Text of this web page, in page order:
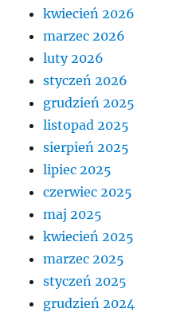
kwiecień 2026
marzec 2026
luty 2026
styczeń 2026
grudzień 2025
listopad 2025
sierpień 2025
lipiec 2025
czerwiec 2025
maj 2025
kwiecień 2025
marzec 2025
styczeń 2025
grudzień 2024